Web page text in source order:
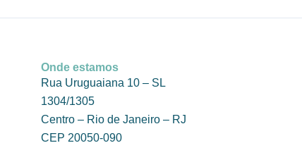
Onde estamos
Rua Uruguaiana 10 – SL
1304/1305
Centro – Rio de Janeiro – RJ
CEP 20050-090